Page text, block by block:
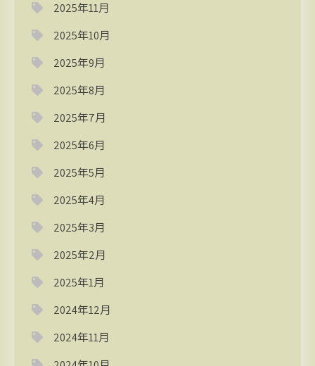
2025年11月
2025年10月
2025年9月
2025年8月
2025年7月
2025年6月
2025年5月
2025年4月
2025年3月
2025年2月
2025年1月
2024年12月
2024年11月